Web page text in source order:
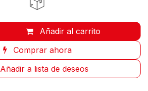
Añadir al carrito
Comprar ahora
Añadir a lista de deseos